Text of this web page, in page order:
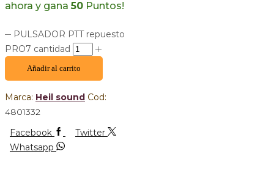
ahora y gana50 Puntos!
PULSADOR PTT repuesto
PRO7 cantidad
Añadir al carrito
Marca: Heil sound Cod:
4801332
Facebook
Twitter
Whatsapp